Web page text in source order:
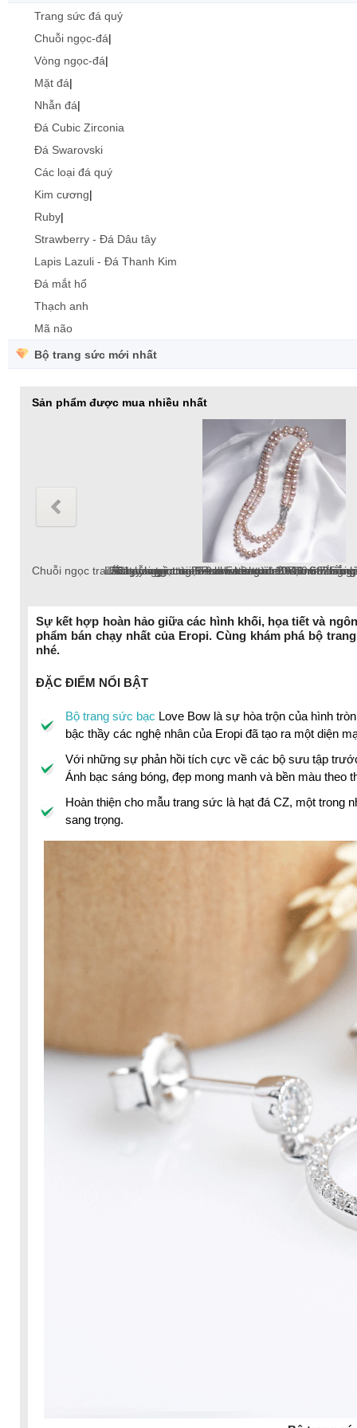
Trang sức đá quý
Chuỗi ngọc-đá|
Vòng ngọc-đá|
Mặt đá|
Nhẫn đá|
Đá Cubic Zirconia
Đá Swarovski
Các loại đá quý
Kim cương|
Ruby|
Strawberry - Đá Dâu tây
Lapis Lazuli - Đá Thanh Kim
Đá mắt hổ
Thạch anh
Mã não
Bộ trang sức mới nhất
Sản phẩm được mua nhiều nhất
Lắc tay ngọc trai Freshwater tròn 6-7mm trắng
Dây chuyền ngọc trai Freshwater tròn 6-7mm
chuỗi ngọc trai Freshwater 18k, ngọc trai tròn
Bông tai ngọc trai thật 8-9mm
Lắc tay ngọc trai tròn 10-12mm
Chuỗi ngọc trai Freshwater tròn 5-6mm trắng chốt bạc
Chuỗi ngọc trai Freshwater
Sự kết hợp hoàn hảo giữa các hình khối, họa tiết và
phẩm bán chạy nhất của Eropi. Cùng khám phá bộ
nhé.
ĐẶC ĐIỂM NỔI BẬT
Bộ trang sức bạc Love Bow là sự hòa trộn của hình
bậc thầy các nghệ nhân của Eropi đã tạo ra một diện
Với những sự phản hồi tích cực về các bộ sưu tập
Ánh bạc sáng bóng, đẹp mong manh và bền màu theo
Hoàn thiện cho mẫu trang sức là hạt đá CZ, một trong
sang trọng.